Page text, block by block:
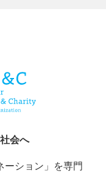
会へ
ション」を専門